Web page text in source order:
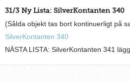
31/3 Ny Lista: SilverKontanten 340
(Sålda objekt tas bort kontinuerligt på
SilverKontanten 340
NÄSTA LISTA: SilverKontanten 341